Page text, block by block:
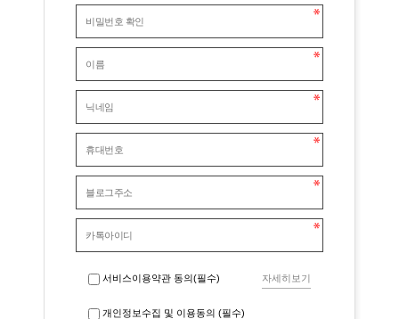
서비스이용약관 동의(필수) 자세히보기
개인정보수집 및 이용동의 (필수)